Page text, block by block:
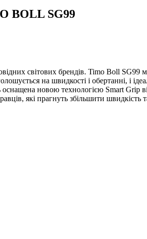
BOLL SG99
світових брендів. Timo Boll
на швидкості і обертанні, і
новою технологією Smart
які прагнуть збільшити